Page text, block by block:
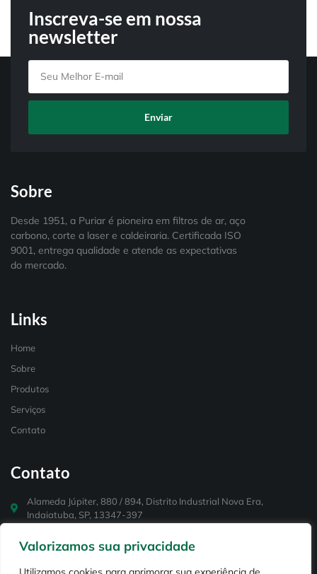
Valorizamos sua privacidade
Inscreva-se em nossa
newsletter
Enviar
Sobre
Desde 1951, a Puriar é pioneira em filtros de ar, aço
carbono, corte a laser e caldeiraria. Certificada ISO
9001, entrega qualidade e atende as expectativas
do mercado.
Links
Home
Sobre
Produtos
Serviços
Contato
Contato
Alameda Júpiter, 880 / 894, Distrito Industrial Nova Era,
Indaiatuba, SP, 13347-397